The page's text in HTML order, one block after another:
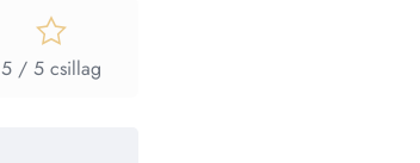
5 / 5 csillag